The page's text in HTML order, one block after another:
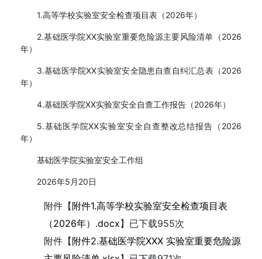
1.高等学校实验室安全检查项目表（2026年）
2.基础医学院XX实验室重要危险源主要风险清单（2026
年）
3.基础医学院XX实验室安全隐患自查自纠汇总表（2026
年）
4.基础医学院XX实验室安全自查工作报告（2026年）
5.基础医学院XX实验室安全自查整改总结报告（2026
年）
基础医学院实验室安全工作组
2026年5月20日
附件【附件1.高等学校实验室安全检查项目表
（2026年）.docx】已下载955次
附件【附件2.基础医学院XXX 实验室重要危险源